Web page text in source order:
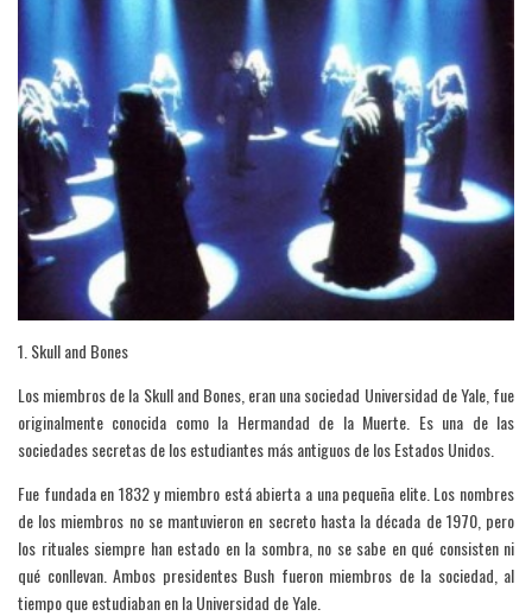
1. Skull and Bones
Los miembros de la Skull and Bones, eran una sociedad Universidad de Yale, fue
originalmente conocida como la Hermandad de la Muerte. Es una de las
sociedades secretas de los estudiantes más antiguos de los Estados Unidos.
Fue fundada en 1832 y miembro está abierta a una pequeña elite. Los nombres
de los miembros no se mantuvieron en secreto hasta la década de 1970, pero
los rituales siempre han estado en la sombra, no se sabe en qué consisten ni
qué conllevan. Ambos presidentes Bush fueron miembros de la sociedad, al
tiempo que estudiaban en la Universidad de Yale.